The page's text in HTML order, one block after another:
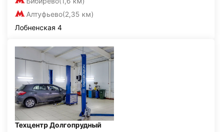
Алтуфьево(2,35 км)
Лобненская 4
Техцентр Долгопрудный